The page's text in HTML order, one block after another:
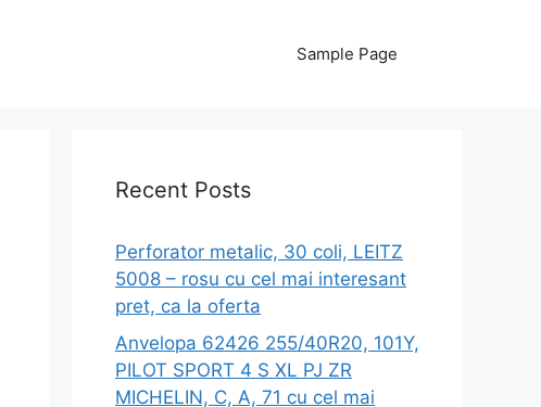
Sample Page
Recent Posts
Perforator metalic, 30 coli, LEITZ
5008 – rosu cu cel mai interesant
pret, ca la oferta
Anvelopa 62426 255/40R20, 101Y,
PILOT SPORT 4 S XL PJ ZR
MICHELIN, C, A, 71 cu cel mai